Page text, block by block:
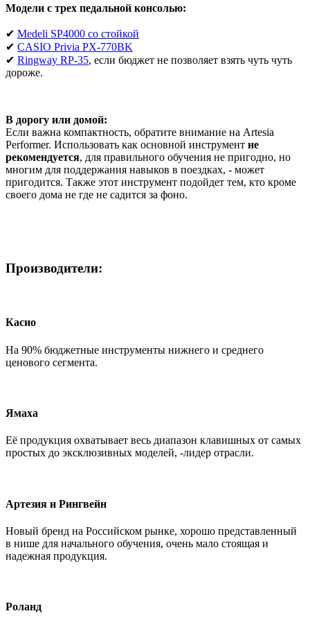
Модели с трех педальной консолью:
✔ Medeli SP4000 со стойкой
✔ CASIO Privia PX-770BK
✔ Ringway RP-35, если бюджет не позволяет взять чуть чуть
дороже.
В дорогу или домой:
Если важна компактность, обратите внимание на Artesia
Performer. Использовать как основной инструмент не
рекомендуется, для правильного обучения не пригодно, но
многим для поддержания навыков в поездках, - может
пригодится. Также этот инструмент подойдет тем, кто кроме
своего дома не где не садится за фоно.
Производители:
Касио
На 90% бюджетные инструменты нижнего и среднего
ценового сегмента.
Ямаха
Её продукция охватывает весь диапазон клавишных от самых
простых до эксклюзивных моделей, -лидер отрасли.
Артезия и Рингвейн
Новый бренд на Российском рынке, хорошо представленный
в нише для начального обучения, очень мало стоящая и
надежная продукция.
Роланд